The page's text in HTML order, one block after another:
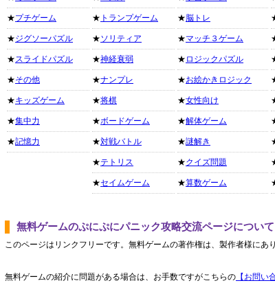
★プチゲーム
★ジグソーパズル
★スライドパズル
★その他
★キッズゲーム
★集中力
★記憶力
★ トランプゲーム
★ソリティア
★神経衰弱
★ナンプレ
★将棋
★ボードゲーム
★対戦バトル
★テトリス
★セイムゲーム
★脳トレ
★マッチ３ゲーム
★ ロジックパズル
★お絵かきロジック
★女性向け
★解体ゲーム
★謎解き
★クイズ問題
★算数ゲーム
無料ゲームのぷにぷにパニック攻略交流ページについて
このページはリンクフリーです。無料ゲームの著作権は、製作者様にあり
無料ゲームの紹介に問題がある場合は、お手数ですがこちらの 【お問い